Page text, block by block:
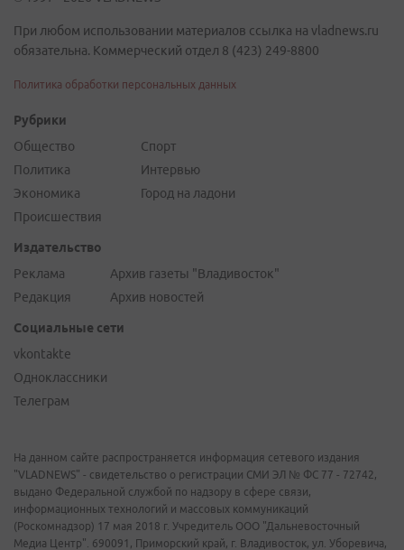
При любом использовании материалов ссылка на vladnews.ru
обязательна. Коммерческий отдел 8 (423) 249-8800
Политика обработки персональных данных
Рубрики
Общество
Политика
Экономика
Происшествия
Спорт
Интервью
Город на ладони
Издательство
Реклама
Редакция
Архив газеты "Владивосток"
Архив новостей
Социальные сети
vkontakte
Одноклассники
Телеграм
На данном сайте распространяется информация сетевого издания
"VLADNEWS" - свидетельство о регистрации СМИ ЭЛ № ФС 77 - 72742,
выдано Федеральной службой по надзору в сфере связи,
информационных технологий и массовых коммуникаций
(Роскомнадзор) 17 мая 2018 г. Учредитель ООО "Дальневосточный
Медиа Центр". 690091, Приморский край, г. Владивосток, ул. Уборевича,